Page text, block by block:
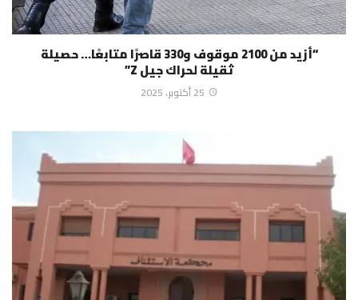
“أزيد من 2100 موقوف و330 قاصرًا متابعًا… حصيلة
ثقيلة لحراك جيل Z”
25 أكتوبر، 2025